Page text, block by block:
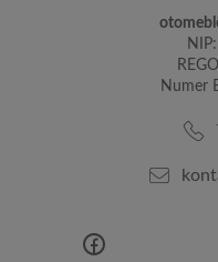
Numer